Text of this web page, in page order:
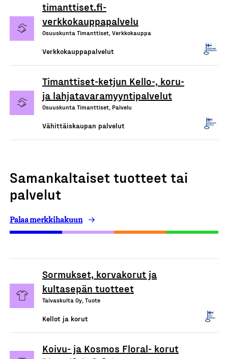
timanttiset.fi-
verkkokauppapalvelu
Osuuskunta Timanttiset, Verkkokauppa
Verkkokauppapalvelut
Timanttiset-ketjun Kello-, koru-
ja lahjatavaramyyntipalvelut
Osuuskunta Timanttiset, Palvelu
Vähittäiskaupan palvelut
Samankaltaiset tuotteet tai
palvelut
Palaa merkkihakuun
Sormukset, korvakorut ja
kultasepän tuotteet
Taivaskulta Oy, Tuote
Kellot ja korut
Koivu- ja Kosmos Floral- korut